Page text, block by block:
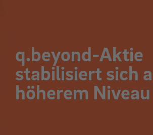
q.beyond-Aktie
stabilisiert sich
höherem Niveau